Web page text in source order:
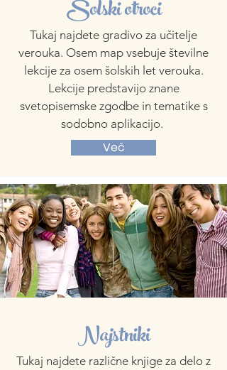
Šolski otroci
Tukaj najdete gradivo za učitelje
verouka. Osem map vsebuje številne
lekcije za osem šolskih let verouka.
Lekcije predstavijo znane
svetopisemske zgodbe in tematike s
sodobno aplikacijo.
Več
Najstniki
Tukaj najdete različne knjige za delo z